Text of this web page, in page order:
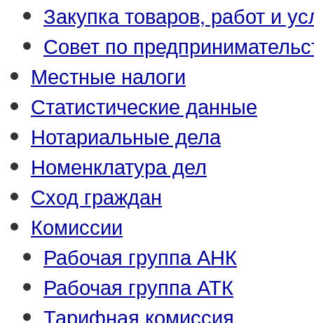
Закупка товаров, работ и
Совет по
Местные налоги
Статистические данные
Нотариальные дела
Номенклатура дел
Сход граждан
Комиссии
Рабочая группа АНК
Рабочая группа АТК
Тарифная комиссия